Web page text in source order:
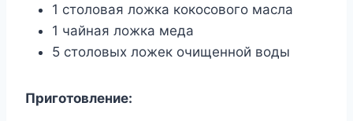
1 столовая ложка кокосового масла
1 чайная ложка меда
5 столовых ложек очищенной воды
Приготовление: